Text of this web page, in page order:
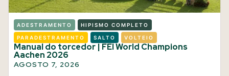
ADESTRAMENTO HIPISMO COMPLETO
PARADESTRAMENTO SALTO VOLTEIO
Manual do torcedor | FEI World Champions
Aachen 2026
AGOSTO 7, 2026